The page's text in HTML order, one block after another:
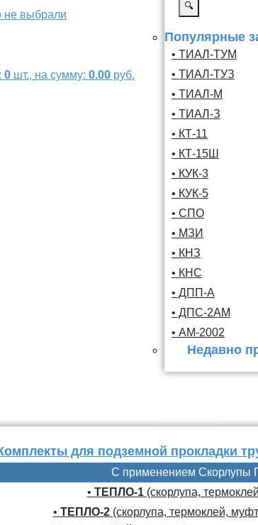
не выбрали
0 шт., на сумму: 0.00 руб.
🔍
Популярные
• ТИАЛ-ТУМ
• ТИАЛ-ТУЗ
• ТИАЛ-М
• ТИАЛ-З
• КТ-11
• КТ-15Ш
• КУК-3
• КУК-5
• СПО
• МЗИ
• КНЗ
• КНС
• ДПП-А
• ДПС-2АМ
• АМ-2002
Недавно
для подземной прокладки
С применением Скорлупы
• ТЕПЛО-1(скорлупа,
• ТЕПЛО-2(скорлупа, термоклей,